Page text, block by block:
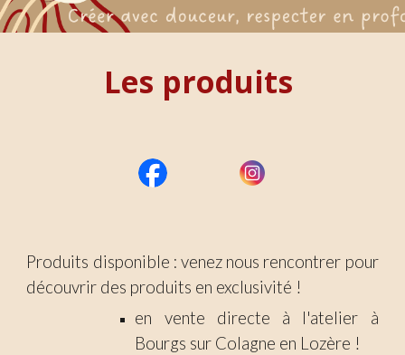
Les produits
Produits disponible : venez nous rencontrer pour
découvrir des produits en exclusivité !
en vente directe à l'atelier à
Bourgs sur Colagne en Lozère !